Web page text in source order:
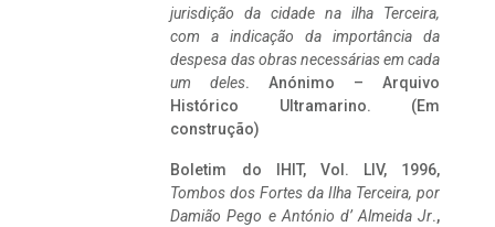
jurisdição da cidade na ilha Terceira,
com a indicação da importância da
despesa das obras necessárias em cada
um deles. Anónimo – Arquivo
Histórico Ultramarino. (Em
construção)
Boletim do IHIT, Vol. LIV, 1996,
Tombos dos Fortes da Ilha Terceira, por
Damião Pego e António d’ Almeida Jr.,